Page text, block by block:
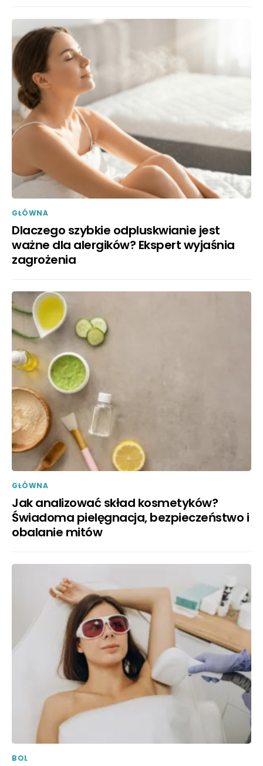
GŁÓWNA
Dlaczego szybkie odpluskwianie jest
ważne dla alergików? Ekspert wyjaśnia
zagrożenia
GŁÓWNA
Jak analizować skład kosmetyków?
Świadoma pielęgnacja, bezpieczeństwo i
obalanie mitów
BOL